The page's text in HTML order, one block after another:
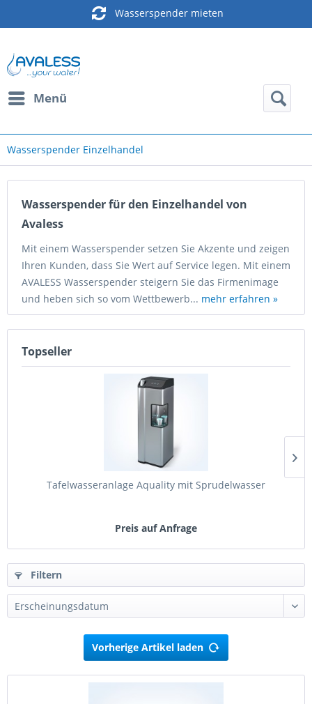
Wasserspender mieten
Menü
Wasserspender Einzelhandel
Wasserspender für den Einzelhandel von
Avaless
Mit einem Wasserspender setzen Sie Akzente und zeigen
Ihren Kunden, dass Sie Wert auf Service legen. Mit einem
AVALESS Wasserspender steigern Sie das Firmenimage
und heben sich so vom Wettbewerb... mehr erfahren »
Topseller
Tafelwasseranlage Aquality mit Sprudelwasser
Preis auf Anfrage
Filtern
Vorherige Artikel laden